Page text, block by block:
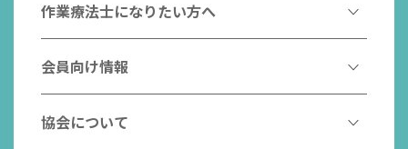
作業療法とは
作業療法士とは
はたらく作業療法士
作業療法士になりたい方へ
作業療法士になるには
作業療法士として活躍する先輩
こんなところで活躍！作業療法士
会員向け情報
協会からのお知らせ
協会について